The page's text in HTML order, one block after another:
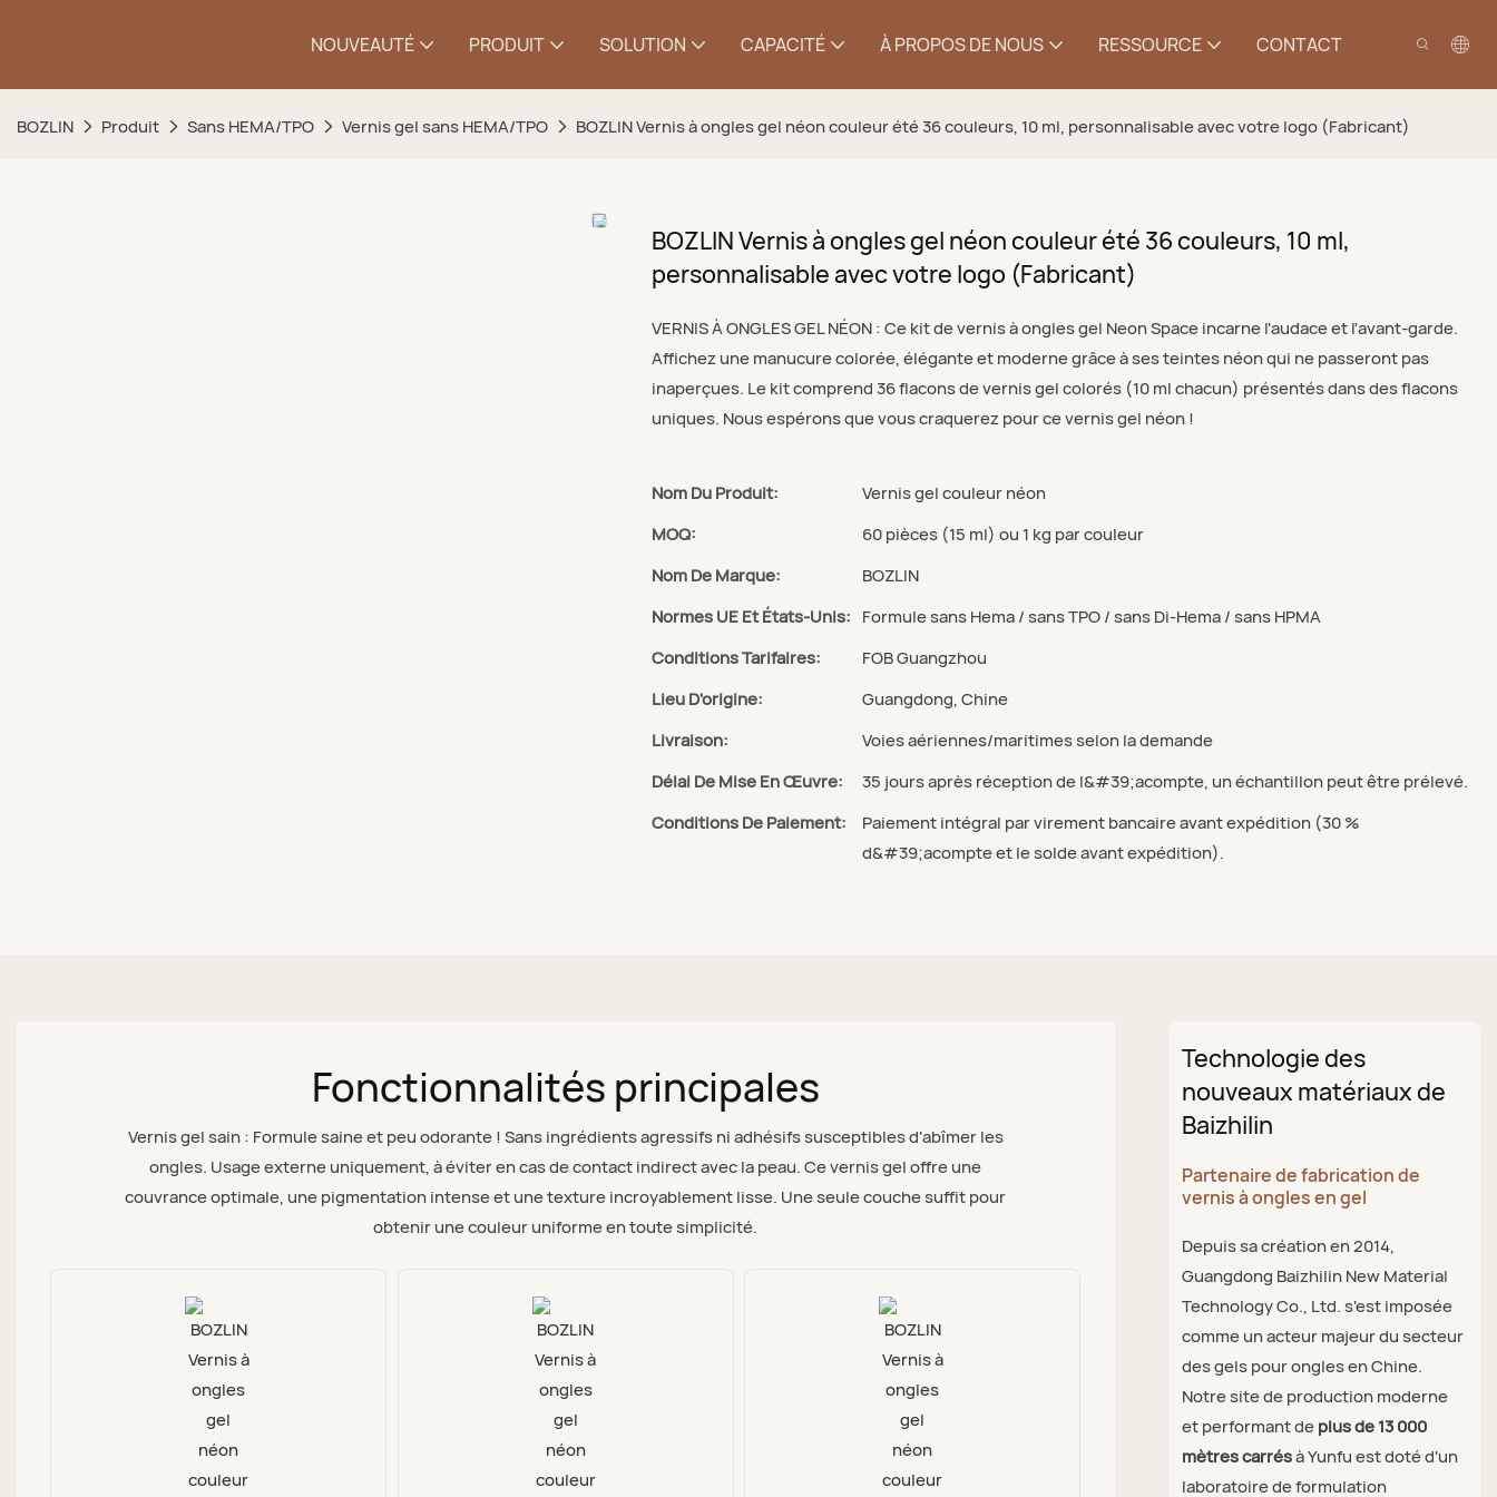
NOUVEAUTÉ PRODUIT SOLUTION CAPACITÉ À PROPOS DE NOUS RESSOURCE CONTACT
BOZLIN Produit Sans HEMA/TPO Vernis gel sans HEMA/TPO BOZLIN Vernis à ongles gel néon couleur été 36 couleurs, 10 ml, personnalisable avec votre logo (Fabricant)
BOZLIN Vernis à ongles gel néon couleur été 36 couleurs, 10 ml,
personnalisable avec votre logo (Fabricant)
VERNIS À ONGLES GEL NÉON : Ce kit de vernis à ongles gel Neon Space incarne l'audace et l'avant-garde.
Affichez une manucure colorée, élégante et moderne grâce à ses teintes néon qui ne passeront pas
inaperçues. Le kit comprend 36 flacons de vernis gel colorés (10 ml chacun) présentés dans des flacons
uniques. Nous espérons que vous craquerez pour ce vernis gel néon !
Nom Du Produit:
Vernis gel couleur néon
MOQ:
60 pièces (15 ml) ou 1 kg par couleur
Nom De Marque:
BOZLIN
Normes UE Et États-Unis: Formule sans Hema / sans TPO / sans Di-Hema / sans HPMA
Conditions Tarifaires:
FOB Guangzhou
Lieu D'origine:
Guangdong, Chine
Livraison:
Voies aériennes/maritimes selon la demande
Délai De Mise En Œuvre:
35 jours après réception de l&#39;acompte, un échantillon peut être prélevé.
Conditions De Paiement:
Paiement intégral par virement bancaire avant expédition (30 %
d&#39;acompte et le solde avant expédition).
Fonctionnalités principales
Vernis gel sain : Formule saine et peu odorante ! Sans ingrédients agressifs ni adhésifs susceptibles d'abîmer les
ongles. Usage externe uniquement, à éviter en cas de contact indirect avec la peau. Ce vernis gel offre une
couvrance optimale, une pigmentation intense et une texture incroyablement lisse. Une seule couche suffit pour
obtenir une couleur uniforme en toute simplicité.
Technologie des
nouveaux matériaux de
Baizhilin
Partenaire de fabrication de
vernis à ongles en gel
Depuis sa création en 2014,
Guangdong Baizhilin New Material
Technology Co., Ltd. s'est imposée
comme un acteur majeur du secteur
des gels pour ongles en Chine.
Notre site de production moderne
et performant deplus de 13 000
mètres carrésà Yunfu est doté d'un
laboratoire de formulation